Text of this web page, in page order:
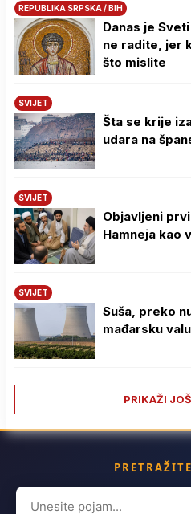
REPUBLIKA SRPSKA / BIH
Danas je
ne radite, jer
što mislite
SVIJET
Šta se krije
udara na
SVIJET
Objavljeni
Hamneja kao
SVIJET
Suša, preko
mađarsku
PRIKAŽI
Search